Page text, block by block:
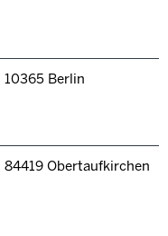
10365 Berlin
84419 Obertaufkirchen